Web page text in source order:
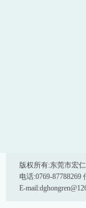
版权所有:东莞市宏
电话:0769-87788269
E-